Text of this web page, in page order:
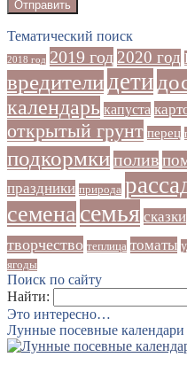
Тематический поиск
2018 год 2019 год 2020 год
вредители дети
календарь капуста
открытый грунт перец
подкормкиполив
праздники природа
семена семья сказки
творчество теплица томаты
ягоды
Поиск по сайту
Найти:
Это интересно…
Лунные посевные календари